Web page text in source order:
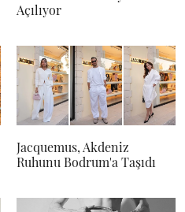
Açılıyor
Jacquemus, Akdeniz
Ruhunu Bodrum'a Taşıdı